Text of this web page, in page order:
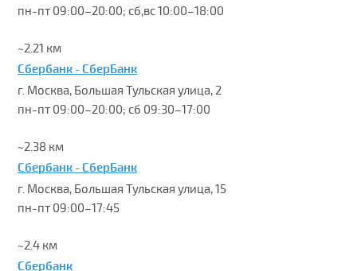
пн-пт 09:00–20:00; сб,вс 10:00–18:00
~2.21 км
Сбербанк - СберБанк
г. Москва, Большая Тульская улица, 2
пн-пт 09:00–20:00; сб 09:30–17:00
~2.38 км
Сбербанк - СберБанк
г. Москва, Большая Тульская улица, 15
пн-пт 09:00–17:45
~2.4 км
Сбербанк